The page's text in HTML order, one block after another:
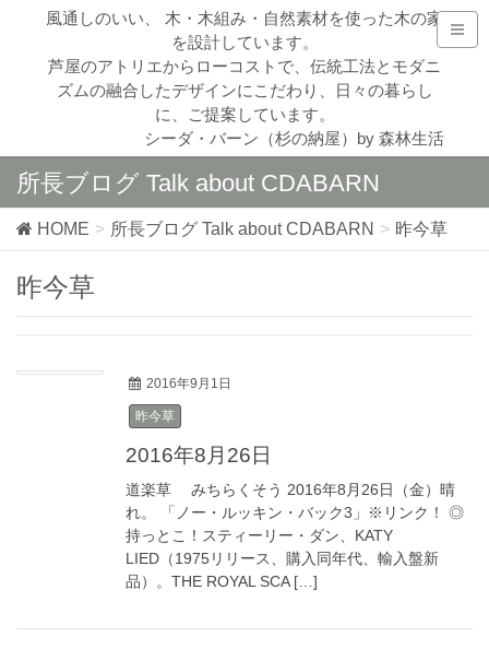
風通しのいい、 木・木組み・自然素材を使った木の家
を設計しています。
芦屋のアトリエからローコストで、伝統工法とモダニ
ズムの融合したデザインにこだわり、日々の暮らし
に、ご提案しています。
シーダ・バーン（杉の納屋）by 森林生活
所長ブログ Talk about CDABARN
HOME 所長ブログ Talk about CDABARN 昨今草
昨今草
2016年9月1日
昨今草
2016年8月26日
道楽草 みちらくそう 2016年8月26日（金）晴
れ。 「ノー・ルッキン・バック3」※リンク！ ◎
持っとこ！スティーリー・ダン、KATY
LIED（1975リリース、購入同年代、輸入盤新
品）。THE ROYAL SCA […]